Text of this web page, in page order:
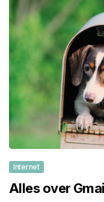
Internet
Alles over